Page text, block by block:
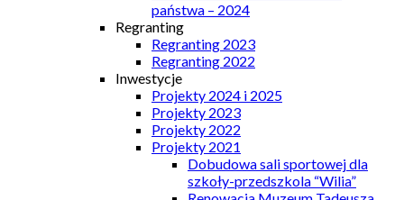
państwa – 2024
Regranting
Regranting 2023
Regranting 2022
Inwestycje
Projekty 2024 i 2025
Projekty 2023
Projekty 2022
Projekty 2021
Dobudowa sali sportowej dla
szkoły-przedszkola “Wilia”